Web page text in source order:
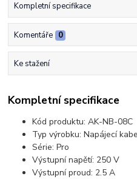
Kompletní specifikace
Komentáře 0
Ke stažení
Kompletní specifikace
Kód produktu: AK-NB-08C
Typ výrobku: Napájecí
Série: Pro
Výstupní napětí: 250 V
Výstupní proud: 2.5 A